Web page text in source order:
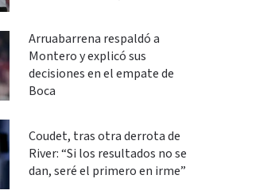
Arruabarrena respaldó a
Montero y explicó sus
decisiones en el empate de
Boca
Coudet, tras otra derrota de
River: “Si los resultados no se
dan, seré el primero en irme”